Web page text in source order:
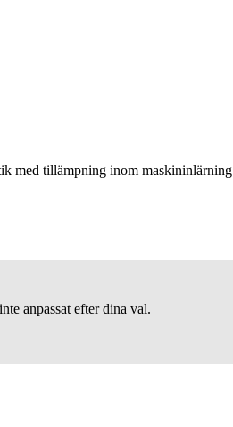
med tillämpning inom maskininlärning
anpassat efter dina val.